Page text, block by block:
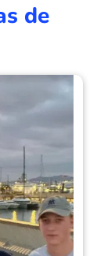
de